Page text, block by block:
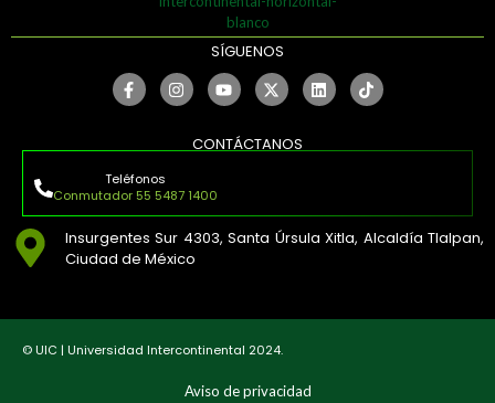
SÍGUENOS
CONTÁCTANOS
Teléfonos
Conmutador 55 5487 1400
Insurgentes Sur 4303, Santa Úrsula Xitla, Alcaldía Tlalpan,
Ciudad de México
© UIC | Universidad Intercontinental 2024.
Aviso de privacidad